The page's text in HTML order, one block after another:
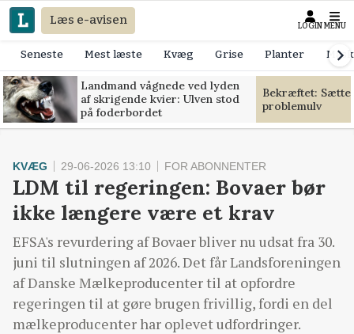
Læs e-avisen LOGIN MENU
Seneste Mest læste Kvæg Grise Planter
Landmand vågnede ved lyden
af skrigende kvier: Ulven stod
på foderbordet
Bekræftet:
problemulv
KVÆG 29-06-2026 13:10 FOR ABONNENTER
LDM til regeringen: Bovaer bør
ikke længere være et krav
EFSA's revurdering af Bovaer bliver nu udsat fra 30.
juni til slutningen af 2026. Det får Landsforeningen
af Danske Mælkeproducenter til at opfordre
regeringen til at gøre brugen frivillig, fordi en del
mælkeproducenter har oplevet udfordringer.